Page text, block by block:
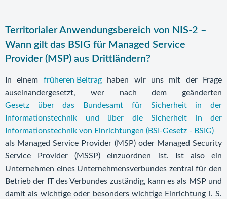
Territorialer Anwendungsbereich von NIS-2 –
Wann gilt das BSIG für Managed Service
Provider (MSP) aus Drittländern?
In einem früheren Beitraghaben wir uns mit der Frage
auseinandergesetzt, wer nach dem geänderten
Gesetz über das Bundesamt für Sicherheit in der
Informationstechnik und über die Sicherheit in der
Informationstechnik von Einrichtungen (BSI-Gesetz - BSIG)
als Managed Service Provider (MSP) oder Managed Security
Service Provider (MSSP) einzuordnen ist. Ist also ein
Unternehmen eines Unternehmensverbundes zentral für den
Betrieb der IT des Verbundes zuständig, kann es als MSP und
damit als wichtige oder besonders wichtige Einrichtung i. S.